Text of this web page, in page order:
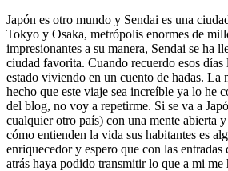
Japón es otro mundo y Sendai es una
Tokyo y Osaka, metrópolis enormes de
impresionantes a su manera, Sendai se ha
ciudad favorita. Cuando recuerdo esos
estado viviendo en un cuento de hadas. La
hecho que este viaje sea increíble ya lo he
del blog, no voy a repetirme. Si se va a
cualquier otro país) con una mente abierta
cómo entienden la vida sus habitantes es
enriquecedor y espero que con las entradas
atrás haya podido transmitir lo que a mi me